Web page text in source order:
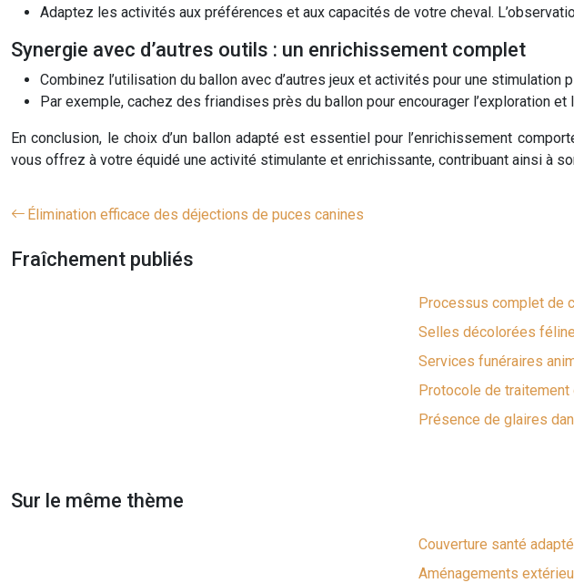
Adaptez les activités aux préférences et aux capacités de votre cheval.
Synergie avec d’autres outils : un enrichissement complet
Combinez l’utilisation du ballon avec d’autres jeux et activités pour une
Par exemple, cachez des friandises près du ballon pour encourager l’exploration
En conclusion, le choix d’un ballon adapté est essentiel pour l’enrichissement
vous offrez à votre équidé une activité stimulante et enrichissante, contribuant ainsi à
Élimination efficace des déjections de puces canines
Fraîchement publiés
Processus complet de
Selles décolorées
Services funéraires
Protocole de
Présence de glaires
Sur le même thème
Couverture santé
Aménagements